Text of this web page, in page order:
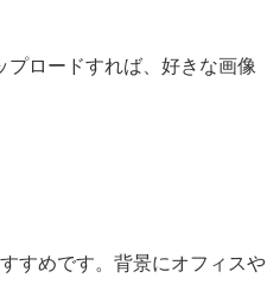
ロードすれば、好きな画像
すめです。背景にオフィスや